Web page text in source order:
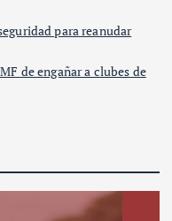
para reanudar
de engañar a clubes de